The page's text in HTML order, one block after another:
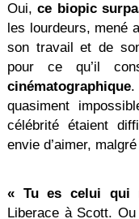
Oui, ce biopic
les lourdeurs, mené
son travail et de
pour ce qu’il
cinématographique.
quasiment
célébrité étaient
envie d’aimer,
« Tu es celui qui
Liberace à Scott.